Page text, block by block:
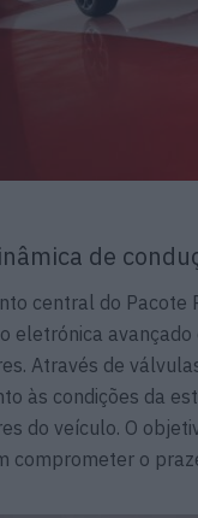
de
central do Pacote
eletrónica
Através de
às condições da
do veículo. O
comprometer o